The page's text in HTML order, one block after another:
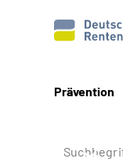
Prävention